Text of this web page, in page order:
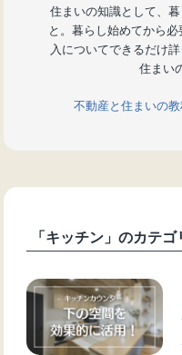
住まいの知識として、
と。暮らし始めてから
入についてできるだけ
住まい
不動産と住まいの教
「キッチン」のカテ